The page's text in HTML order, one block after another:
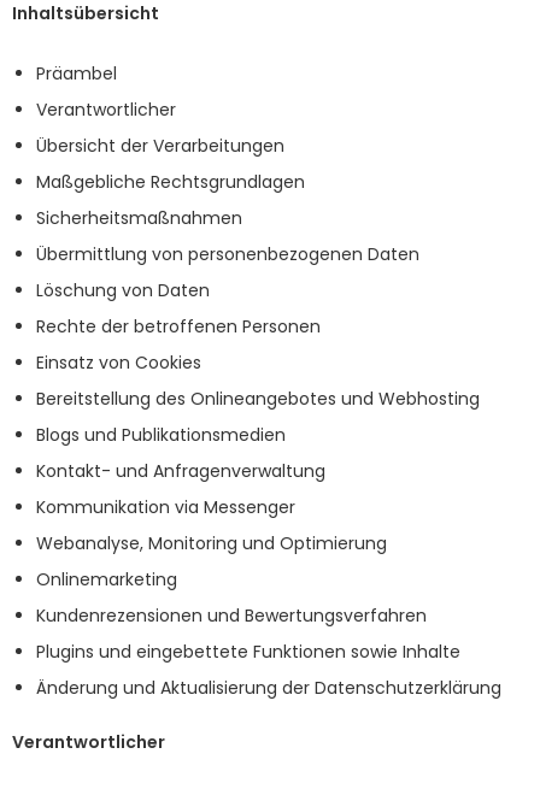
Inhaltsübersicht
Präambel
Verantwortlicher
Übersicht der Verarbeitungen
Maßgebliche Rechtsgrundlagen
Sicherheitsmaßnahmen
Übermittlung von personenbezogenen Daten
Löschung von Daten
Rechte der betroffenen Personen
Einsatz von Cookies
Bereitstellung des Onlineangebotes und Webhosting
Blogs und Publikationsmedien
Kontakt- und Anfragenverwaltung
Kommunikation via Messenger
Webanalyse, Monitoring und Optimierung
Onlinemarketing
Kundenrezensionen und Bewertungsverfahren
Plugins und eingebettete Funktionen sowie Inhalte
Änderung und Aktualisierung der Datenschutzerklärung
Verantwortlicher